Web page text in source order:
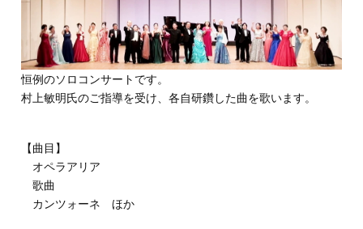
恒例のソロコンサートです。
村上敏明氏のご指導を受け、各自研鑽した曲を歌います。
【曲目】
オペラアリア
歌曲
カンツォーネ ほか